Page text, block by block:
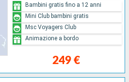
249 €
Bambini gratis fino a 12 anni
Mini Club bambini gratis
Msc Voyagers Club
Animazione a bordo